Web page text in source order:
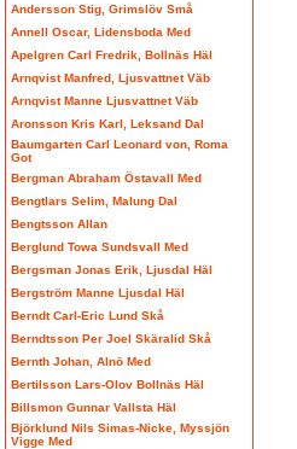
Andersson Stig, Grimslöv Små
Annell Oscar, Lidensboda Med
Apelgren Carl Fredrik, Bollnäs Häl
Arnqvist Manfred, Ljusvattnet Väb
Arnqvist Manne Ljusvattnet Väb
Aronsson Kris Karl, Leksand Dal
Baumgarten Carl Leonard von, Roma
Got
Bergman Abraham Östavall Med
Bengtlars Selim, Malung Dal
Bengtsson Allan
Berglund Towa Sundsvall Med
Bergsman Jonas Erik, Ljusdal Häl
Bergström Manne Ljusdal Häl
Berndt Carl-Eric Lund Skå
Berndtsson Per Joel Skäralid Skå
Bernth Johan, Alnö Med
Bertilsson Lars-Olov Bollnäs Häl
Billsmon Gunnar Vallsta Häl
Björklund Nils Simas-Nicke, Myssjön
Vigge Med